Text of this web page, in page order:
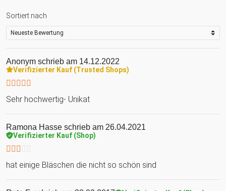
Sortiert nach
Anonym schrieb am 14.12.2022
Verifizierter Kauf (Trusted Shops)
Sehr hochwertig- Unikat
Ramona Hasse schrieb am 26.04.2021
Verifizierter Kauf (Shop)
hat einige Bläschen die nicht so schön sind